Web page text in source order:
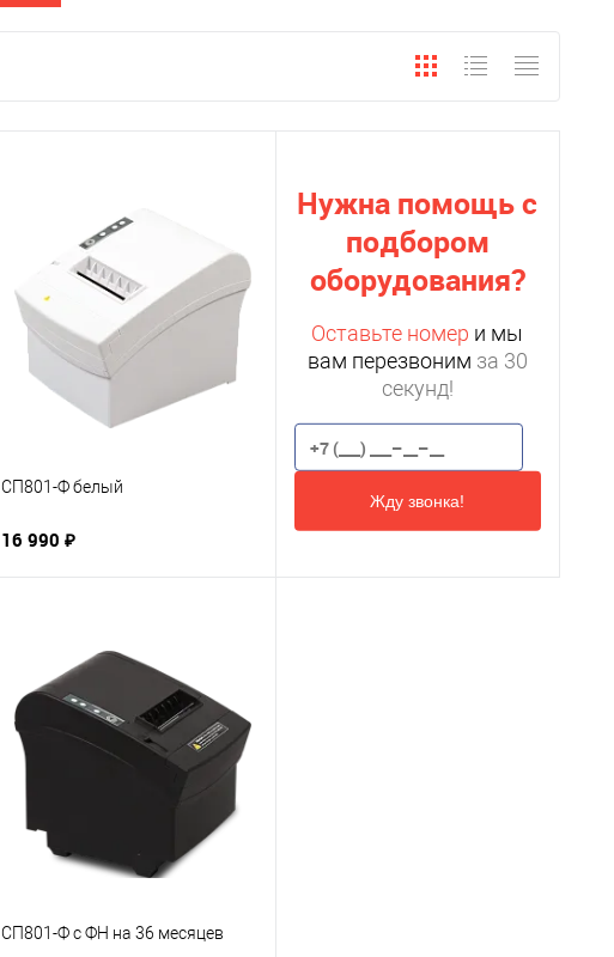
СП801-Ф белый
16 990 ₽
Нужна помощь с
подбором
оборудования?
Оставьте номер и мы
вам перезвоним за 30
секунд!
Жду звонка!
СП801-Ф с ФН на 36 месяцев